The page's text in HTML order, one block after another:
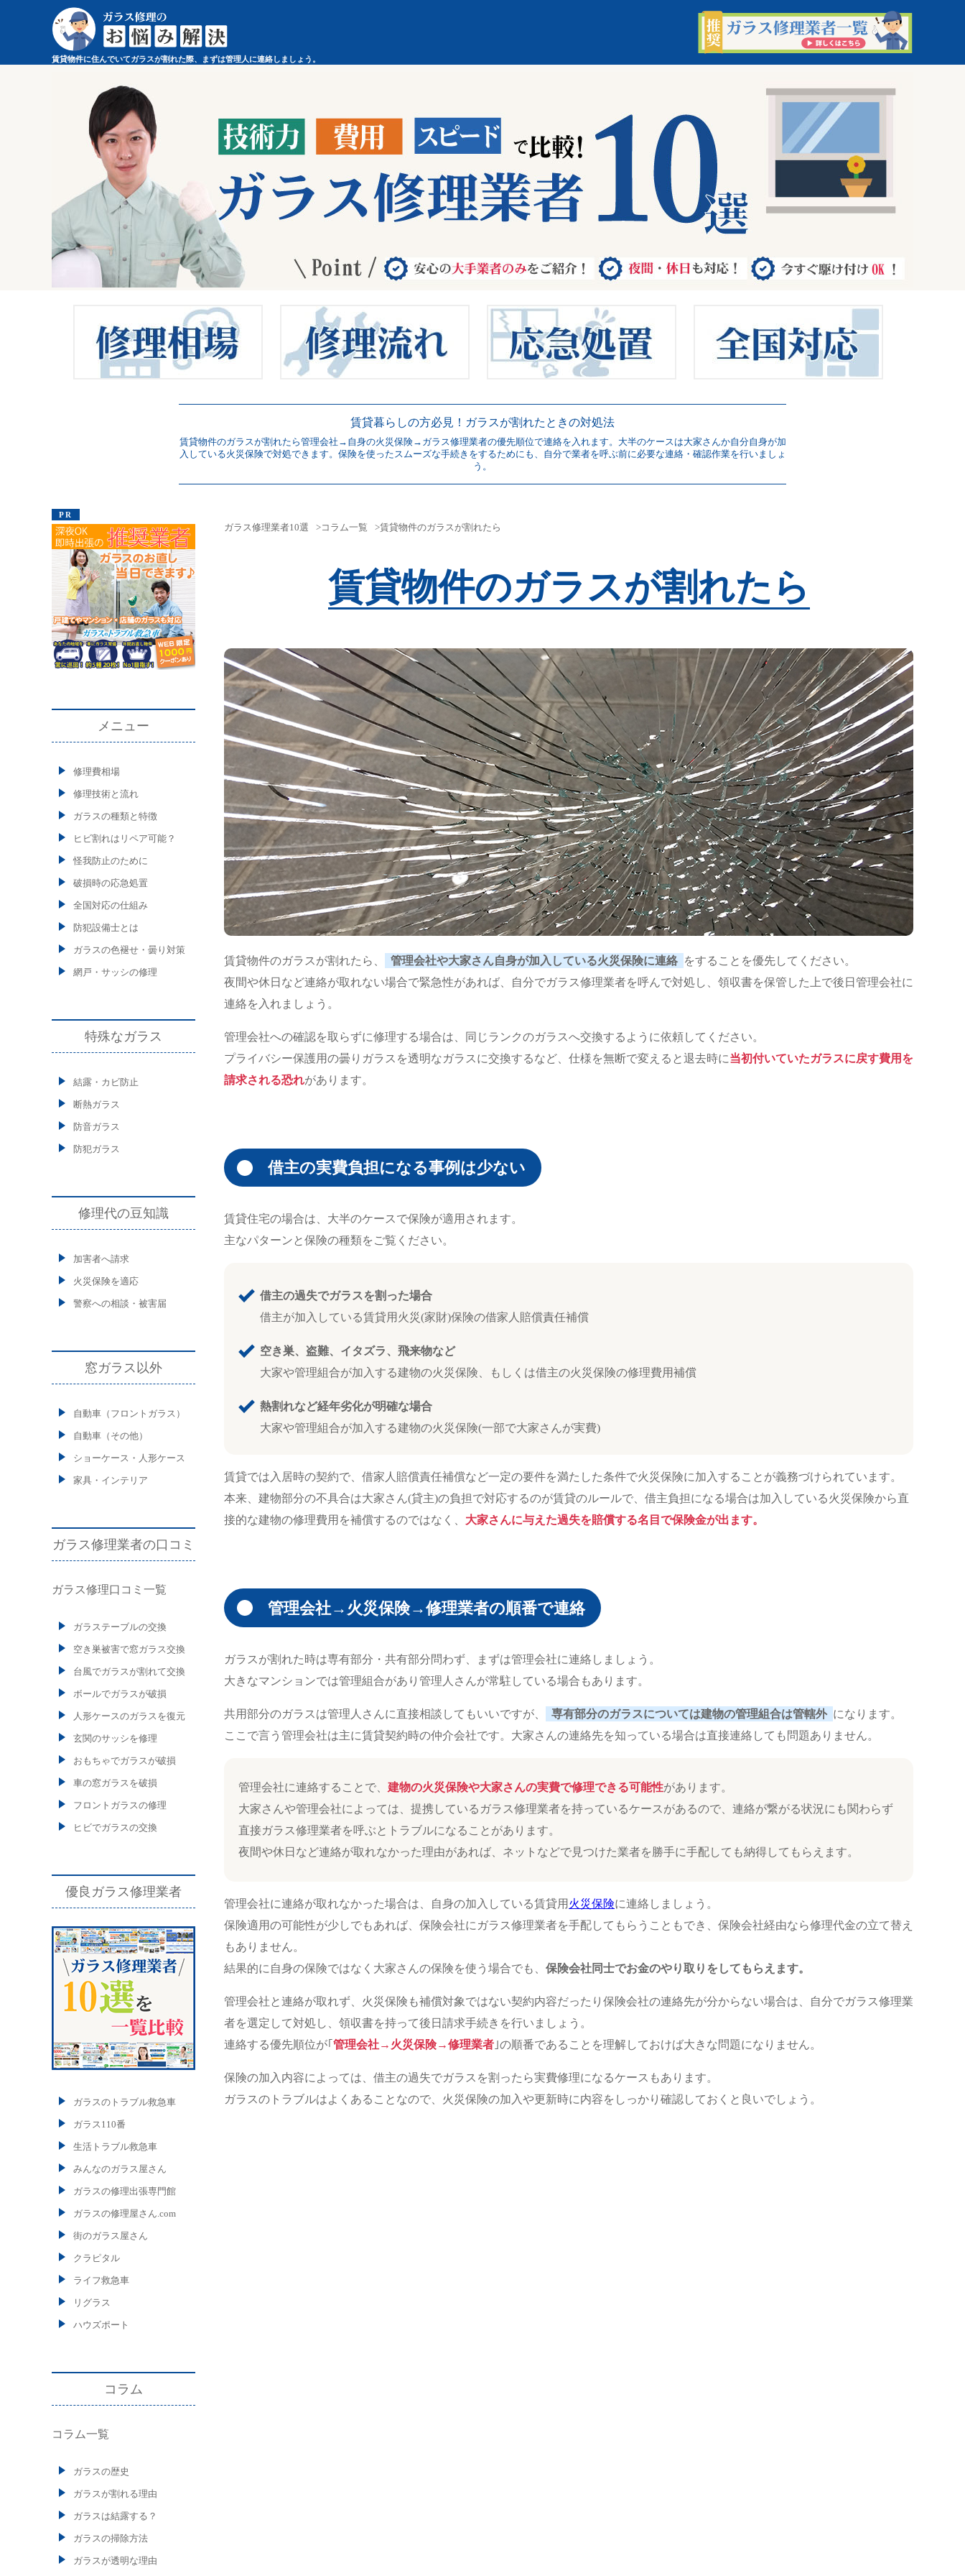
賃貸物件に住んでいてガラスが割れた際、まずは管理人に連絡しましょう。
賃貸暮らしの方必見！ガラスが割れたときの対処法
賃貸物件のガラスが割れたら管理会社→自身の火災保険→ガラス修理業者の優先順位で連絡を入れます。大半のケースは大家さんか自分自身が加
入している火災保険で対処できます。保険を使ったスムーズな手続きをするためにも、自分で業者を呼ぶ前に必要な連絡・確認作業を行いましょ
う。
メニュー
修理費相場
修理技術と流れ
ガラスの種類と特徴
ヒビ割れはリペア可能？
怪我防止のために
破損時の応急処置
全国対応の仕組み
防犯設備士とは
ガラスの色褪せ・曇り対策
網戸・サッシの修理
特殊なガラス
結露・カビ防止
断熱ガラス
防音ガラス
防犯ガラス
修理代の豆知識
加害者へ請求
火災保険を適応
警察への相談・被害届
窓ガラス以外
自動車（フロントガラス）
自動車（その他）
ショーケース・人形ケース
家具・インテリア
ガラス修理業者の口コミ
ガラス修理口コミ一覧
ガラステーブルの交換
空き巣被害で窓ガラス交換
台風でガラスが割れて交換
ボールでガラスが破損
人形ケースのガラスを復元
玄関のサッシを修理
おもちゃでガラスが破損
車の窓ガラスを破損
フロントガラスの修理
ヒビでガラスの交換
優良ガラス修理業者
ガラスのトラブル救急車
ガラス110番
生活トラブル救急車
みんなのガラス屋さん
ガラスの修理出張専門館
ガラスの修理屋さん.com
街のガラス屋さん
クラピタル
ライフ救急車
リグラス
ハウズポート
コラム
コラム一覧
ガラスの歴史
ガラスが割れる理由
ガラスは結露する？
ガラスの掃除方法
ガラスが透明な理由
ガラス修理業者10選 コラム一覧 賃貸物件のガラスが割れたら
賃貸物件のガラスが割れたら
賃貸物件のガラスが割れたら、 管理会社や大家さん自身が加入している火災保険に連絡 をすることを優先してください。
夜間や休日など連絡が取れない場合で緊急性があれば、自分でガラス修理業者を呼んで対処し、領収書を保管した上で後日管理会社に
連絡を入れましょう。
管理会社への確認を取らずに修理する場合は、同じランクのガラスへ交換するように依頼してください。
プライバシー保護用の曇りガラスを透明なガラスに交換するなど、仕様を無断で変えると退去時に当初付いていたガラスに戻す費用を
請求される恐れがあります。
借主の実費負担になる事例は少ない
賃貸住宅の場合は、大半のケースで保険が適用されます。
主なパターンと保険の種類をご覧ください。
借主の過失でガラスを割った場合
借主が加入している賃貸用火災(家財)保険の借家人賠償責任補償
空き巣、盗難、イタズラ、飛来物など
大家や管理組合が加入する建物の火災保険、もしくは借主の火災保険の修理費用補償
熱割れなど経年劣化が明確な場合
大家や管理組合が加入する建物の火災保険(一部で大家さんが実費)
賃貸では入居時の契約で、借家人賠償責任補償など一定の要件を満たした条件で火災保険に加入することが義務づけられています。
本来、建物部分の不具合は大家さん(貸主)の負担で対応するのが賃貸のルールで、借主負担になる場合は加入している火災保険から直
接的な建物の修理費用を補償するのではなく、 大家さんに与えた過失を賠償する名目で保険金が出ます。
管理会社→火災保険→修理業者の順番で連絡
ガラスが割れた時は専有部分・共有部分問わず、まずは管理会社に連絡しましょう。
大きなマンションでは管理組合があり管理人さんが常駐している場合もあります。
共用部分のガラスは管理人さんに直接相談してもいいですが、 専有部分のガラスについては建物の管理組合は管轄外 になります。
ここで言う管理会社は主に賃貸契約時の仲介会社です。大家さんの連絡先を知っている場合は直接連絡しても問題ありません。
管理会社に連絡することで、 建物の火災保険や大家さんの実費で修理できる可能性があります。
大家さんや管理会社によっては、提携しているガラス修理業者を持っているケースがあるので、連絡が繋がる状況にも関わらず
直接ガラス修理業者を呼ぶとトラブルになることがあります。
夜間や休日など連絡が取れなかった理由があれば、ネットなどで見つけた業者を勝手に手配しても納得してもらえます。
管理会社に連絡が取れなかった場合は、自身の加入している賃貸用 火災保険に連絡しましょう。
保険適用の可能性が少しでもあれば、保険会社にガラス修理業者を手配してもらうこともでき、保険会社経由なら修理代金の立て替え
もありません。
結果的に自身の保険ではなく大家さんの保険を使う場合でも、 保険会社同士でお金のやり取りをしてもらえます。
管理会社と連絡が取れず、火災保険も補償対象ではない契約内容だったり保険会社の連絡先が分からない場合は、自分でガラス修理業
者を選定して対処し、領収書を持って後日請求手続きを行いましょう。
連絡する優先順位が｢ 管理会社→火災保険→修理業者 ｣の順番であることを理解しておけば大きな問題になりません。
保険の加入内容によっては、借主の過失でガラスを割ったら実費修理になるケースもあります。
ガラスのトラブルはよくあることなので、火災保険の加入や更新時に内容をしっかり確認しておくと良いでしょう。